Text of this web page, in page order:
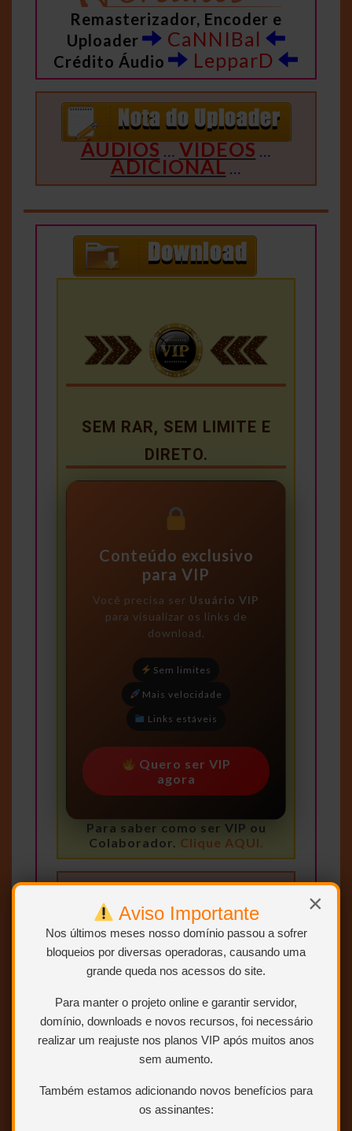
×
Aviso Importante
Nos últimos meses nosso domínio passou a sofrer
bloqueios por diversas operadoras, causando uma
grande queda nos acessos do site.
Para manter o projeto online e garantir servidor,
domínio, downloads e novos recursos, foi necessário
realizar um reajuste nos planos VIP após muitos anos
sem aumento.
Também estamos adicionando novos benefícios para
os assinantes:
Remasterizador, Encoder e
Uploader
CaNNIBal
Crédito Áudio LepparD
ÁUDIOS … VIDEOS …
ADICIONAL …
SEM RAR, SEM LIMITE E
DIRETO.
Conteúdo exclusivo
para VIP
Você precisa ser Usuário VIP
para visualizar os links de
download.
Sem limites
Mais velocidade
Links estáveis
Quero ser VIP
agora
Para saber como ser VIP ou
Colaborador. Clique AQUI.
BAIXAR
Clique no botão
“BAIXAR” e você será
redirecionado para a página com
os links de download, eles são:
Uptobox e 1fichier.